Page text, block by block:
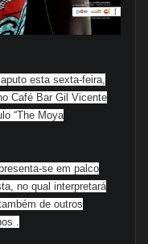
esta sexta-feira,
Café Bar Gil Vicente
“The Moya
se em palco
no qual interpretará
de outros
.